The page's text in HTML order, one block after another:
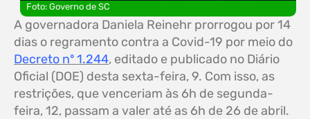
Foto: Governo de SC
A governadora Daniela Reinehr prorrogou por 14
dias o regramento contra a Covid-19 por meio do
Decreto nº 1.244, editado e publicado no Diário
Oficial (DOE) desta sexta-feira, 9. Com isso, as
restrições, que venceriam às 6h de segunda-
feira, 12, passam a valer até as 6h de 26 de abril.